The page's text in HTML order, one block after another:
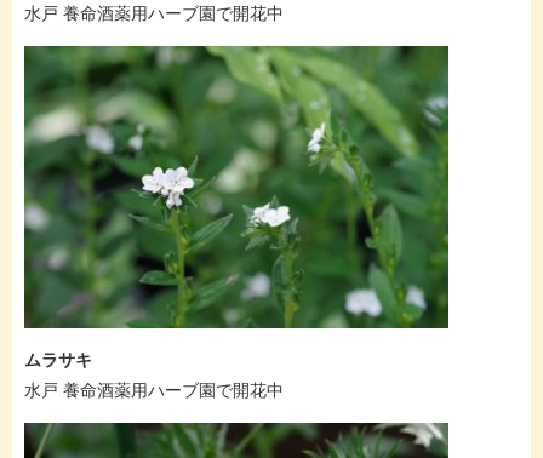
水戸 養命酒薬用ハーブ園で開花中
ムラサキ
水戸 養命酒薬用ハーブ園で開花中